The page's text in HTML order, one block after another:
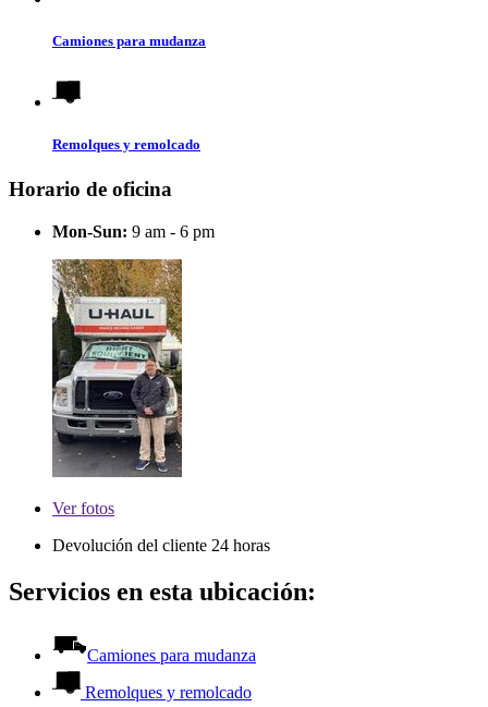
Camiones para mudanza
Remolques y remolcado
Horario de oficina
Mon-Sun: 9 am - 6 pm
Verfotos
Devolución del cliente 24 horas
Servicios en esta ubicación:
Camiones para mudanza
Remolques y remolcado